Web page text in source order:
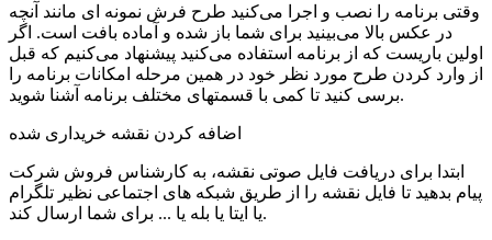
وقتی برنامه را نصب و اجرا می‌کنید طرح فرش نمونه ای مانند آنچه
در عکس بالا می‌بینید برای شما باز شده و آماده بافت است. اگر
اولین باریست که از برنامه استفاده می‌کنید پیشنهاد می‌کنیم که قبل
از وارد کردن طرح مورد نظر خود در همین مرحله امکانات برنامه را
برسی کنید تا کمی با قسمتهای مختلف برنامه آشنا شوید.
اضافه کردن نقشه خریداری شده
ابتدا برای دریافت فایل صوتی نقشه، به کارشناس فروش شرکت
پیام بدهید تا فایل نقشه را از طریق شبکه های اجتماعی نظیر تلگرام
یا ایتا یا بله یا ... برای شما ارسال کند.